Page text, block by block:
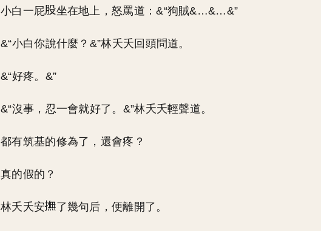
小白一屁 坐在地上，怒罵道：&“狗賊&…&…&”
&“小白你說什麼？&”林夭夭回頭問道。
&“好疼。&”
&“沒事，忍一會就好了。&”林夭夭輕聲道。
都有筑基的修為了，還會疼？
真的假的？
林夭夭安 了幾句后，便離開了。